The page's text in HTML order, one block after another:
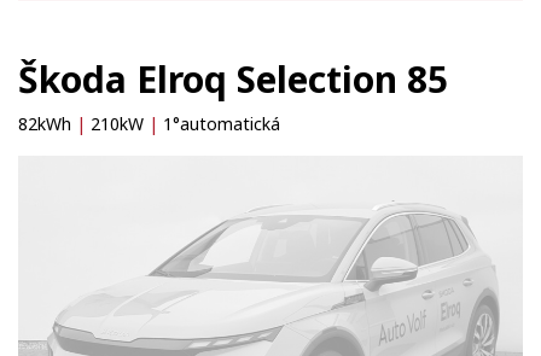
Škoda Elroq Selection 85
82kWh | 210kW | 1°automatická